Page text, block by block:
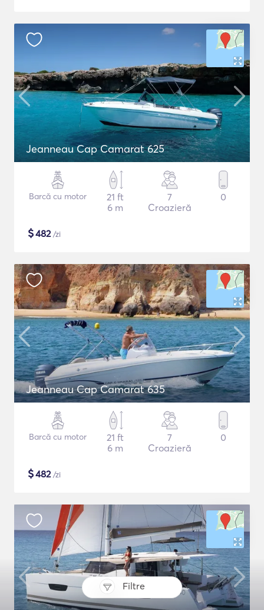
Filtre
Jeanneau Cap Camarat 625
Barcă cu motor
21 ft
6 m
7
Croazieră
0
$482/zi
Jeanneau Cap Camarat 635
Barcă cu motor
21 ft
6 m
7
Croazieră
0
$482/zi